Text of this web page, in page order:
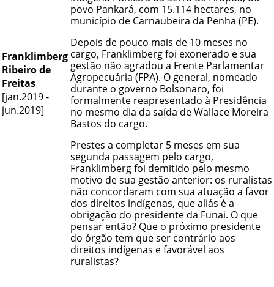
Franklimberg
Ribeiro de
Freitas
[jan.2019 -
jun.2019]
povo Pankará, com 15.114 hectares, no
município de Carnaubeira da Penha (PE).
Depois de pouco mais de 10 meses no
cargo, Franklimberg foi exonerado e sua
gestão não agradou a Frente Parlamentar
Agropecuária (FPA). O general, nomeado
durante o governo Bolsonaro, foi
formalmente reapresentado à Presidência
no mesmo dia da saída de Wallace Moreira
Bastos do cargo.
Prestes a completar 5 meses em sua
segunda passagem pelo cargo,
Franklimberg foi demitido pelo mesmo
motivo de sua gestão anterior: os ruralistas
não concordaram com sua atuação a favor
dos direitos indígenas, que aliás é a
obrigação do presidente da Funai. O que
pensar então? Que o próximo presidente
do órgão tem que ser contrário aos
direitos indígenas e favorável aos
ruralistas?